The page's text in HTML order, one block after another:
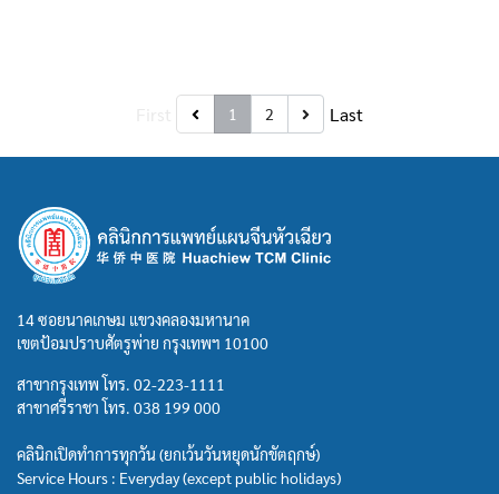
1 2 Last
14 ซอยนาคเกษม แขวงคลองมหานาค
เขตป้อมปราบศัตรูพ่าย กรุงเทพฯ 10100
สาขากรุงเทพ โทร. 02-223-1111
สาขาศรีราชา โทร. 038 199 000
คลินิกเปิดทำการทุกวัน (ยกเว้นวันหยุดนักขัตฤกษ์)
Service Hours : Everyday (except public holidays)